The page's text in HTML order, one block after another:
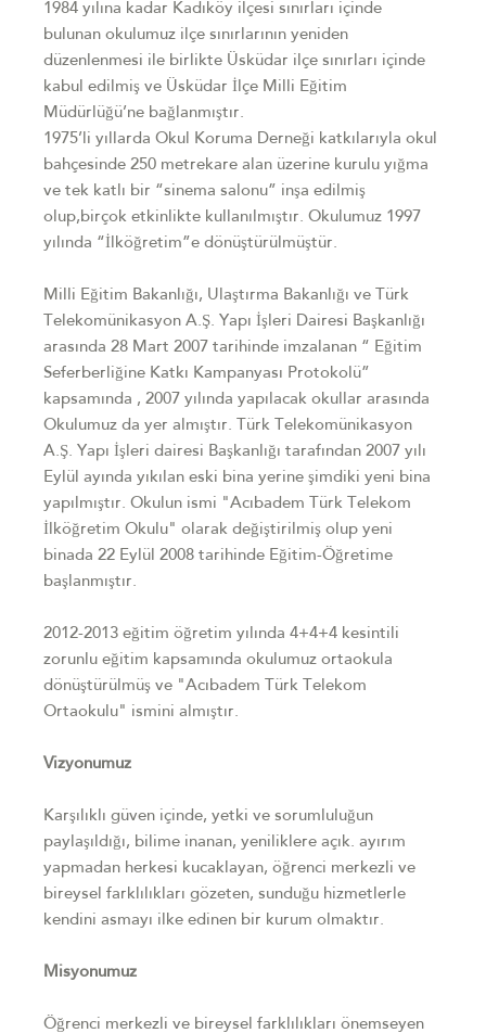
1984 yılına kadar Kadıköy ilçesi sınırları içinde
bulunan okulumuz ilçe sınırlarının yeniden
düzenlenmesi ile birlikte Üsküdar ilçe sınırları içinde
kabul edilmiş ve Üsküdar İlçe Milli Eğitim
Müdürlüğü’ne bağlanmıştır.
1975’li yıllarda Okul Koruma Derneği katkılarıyla okul
bahçesinde 250 metrekare alan üzerine kurulu yığma
ve tek katlı bir “sinema salonu” inşa edilmiş
olup,birçok etkinlikte kullanılmıştır. Okulumuz 1997
yılında “İlköğretim”e dönüştürülmüştür.
Milli Eğitim Bakanlığı, Ulaştırma Bakanlığı ve Türk
Telekomünikasyon A.Ş. Yapı İşleri Dairesi Başkanlığı
arasında 28 Mart 2007 tarihinde imzalanan “ Eğitim
Seferberliğine Katkı Kampanyası Protokolü”
kapsamında , 2007 yılında yapılacak okullar arasında
Okulumuz da yer almıştır. Türk Telekomünikasyon
A.Ş. Yapı İşleri dairesi Başkanlığı tarafından 2007 yılı
Eylül ayında yıkılan eski bina yerine şimdiki yeni bina
yapılmıştır. Okulun ismi "Acıbadem Türk Telekom
İlköğretim Okulu" olarak değiştirilmiş olup yeni
binada 22 Eylül 2008 tarihinde Eğitim-Öğretime
başlanmıştır.
2012-2013 eğitim öğretim yılında 4+4+4 kesintili
zorunlu eğitim kapsamında okulumuz ortaokula
dönüştürülmüş ve "Acıbadem Türk Telekom
Ortaokulu" ismini almıştır.
Vizyonumuz
Karşılıklı güven içinde, yetki ve sorumluluğun
paylaşıldığı, bilime inanan, yeniliklere açık. ayırım
yapmadan herkesi kucaklayan, öğrenci merkezli ve
bireysel farklılıkları gözeten, sunduğu hizmetlerle
kendini asmayı ilke edinen bir kurum olmaktır.
Misyonumuz
Öğrenci merkezli ve bireysel farklılıkları önemseyen